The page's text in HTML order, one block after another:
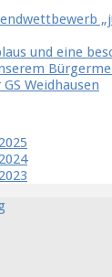
und eine
Weidhausen